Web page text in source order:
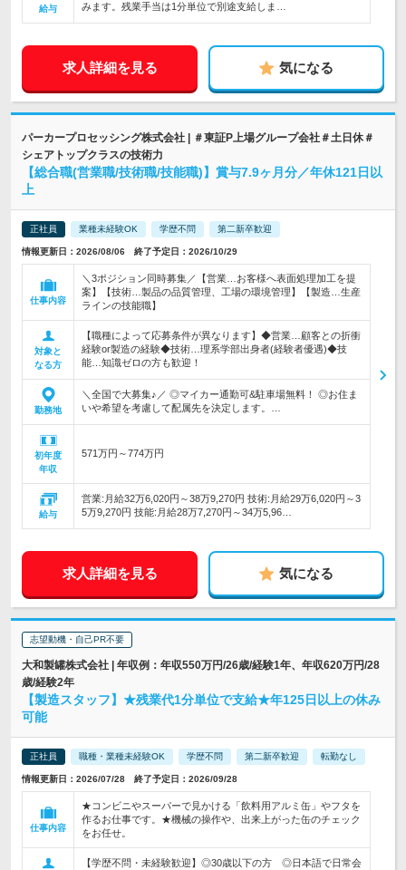
給与
みます。残業手当は1分単位で別途支給しま…
求人詳細を見る 気になる
パーカープロセッシング株式会社 | ＃東証P上場グループ会社＃土日休＃
シェアトップクラスの技術力
【総合職(営業職/技術職/技能職)】賞与7.9ヶ月分／年休121日以
上
正社員 業種未経験OK 学歴不問 第二新卒歓迎
情報更新日：2026/08/06 終了予定日：2026/10/29
仕事内容
＼3ポジション同時募集／【営業…お客様へ表面処理加工を提
案】【技術…製品の品質管理、工場の環境管理】【製造…生産
ラインの技能職】
対象と
なる方
【職種によって応募条件が異なります】◆営業…顧客との折衝
経験or製造の経験◆技術…理系学部出身者(経験者優遇)◆技
能…知識ゼロの方も歓迎！
勤務地
＼全国で大募集♪／ ◎マイカー通勤可&駐車場無料！ ◎お住ま
いや希望を考慮して配属先を決定します。…
初年度
年収
571万円～774万円
給与
営業:月給32万6,020円～38万9,270円 技術:月給29万6,020円～3
5万9,270円 技能:月給28万7,270円～34万5,96…
求人詳細を見る 気になる
志望動機・自己PR不要
大和製罐株式会社 | 年収例：年収550万円/26歳/経験1年、年収620万円/28
歳/経験2年
【製造スタッフ】★残業代1分単位で支給★年125日以上の休み
可能
正社員 職種・業種未経験OK 学歴不問 第二新卒歓迎 転勤なし
情報更新日：2026/07/28 終了予定日：2026/09/28
仕事内容
★コンビニやスーパーで見かける「飲料用アルミ缶」やフタを
作るお仕事です。★機械の操作や、出来上がった缶のチェック
をお任せ。
【学歴不問・未経験歓迎】◎30歳以下の方 ◎日本語で日常会